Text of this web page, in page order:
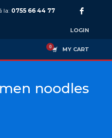
la: 0755 66 44 77
LOGIN
MY CART
noodles